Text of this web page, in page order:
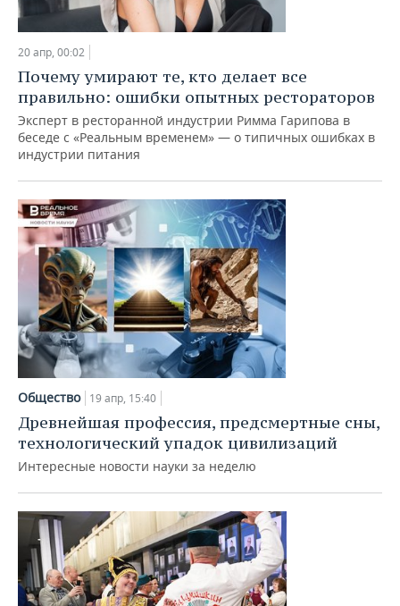
20 апр, 00:02
Почему умирают те, кто делает все
правильно: ошибки опытных рестораторов
Эксперт в ресторанной индустрии Римма Гарипова в
беседе с «Реальным временем» — о типичных ошибках в
индустрии питания
Общество 19 апр, 15:40
Древнейшая профессия, предсмертные сны,
технологический упадок цивилизаций
Интересные новости науки за неделю